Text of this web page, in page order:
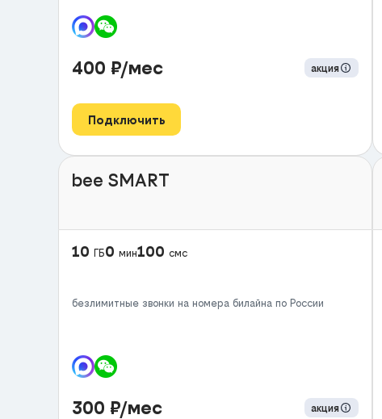
400 ₽/мес акция
Подключить
bee SMART
10 ГБ0 мин100 смс
безлимитные звонки на номера билайна по России
300 ₽/мес акция